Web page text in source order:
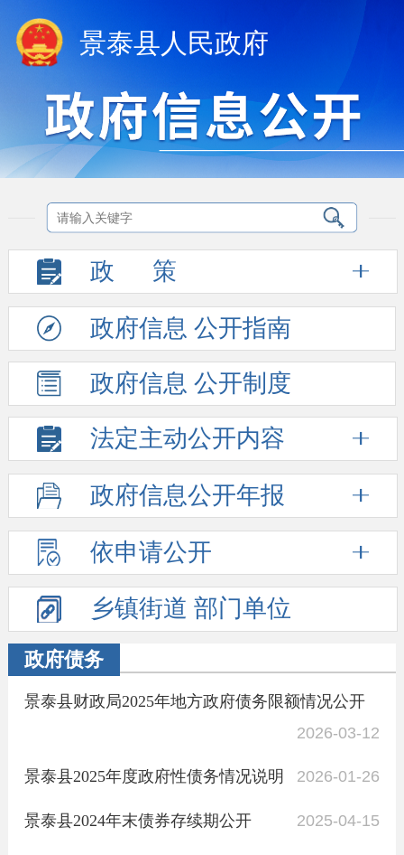
景泰县人民政府
政 策
政府信息 公开指南
政府信息 公开制度
法定主动公开内容
政府信息公开年报
依申请公开
乡镇街道 部门单位
政府债务
景泰县财政局2025年地方政府债务限额情况公开
2026-03-12
景泰县2025年度政府性债务情况说明 2026-01-26
景泰县2024年末债券存续期公开 2025-04-15